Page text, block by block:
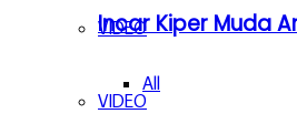
VIDEO
All
Incar Kiper Muda
VIDEO